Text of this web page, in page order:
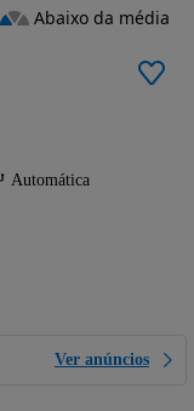
Automática
Ver anúncios
Abaixo da média